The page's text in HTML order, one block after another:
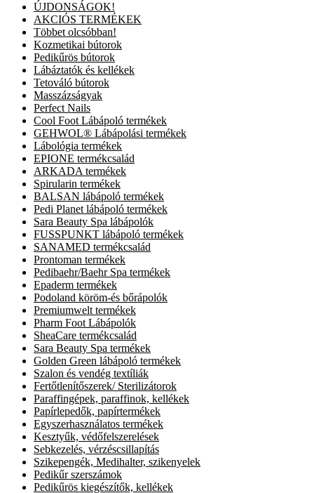
ÚJDONSÁGOK!
AKCIÓS TERMÉKEK
Többet olcsóbban!
Kozmetikai bútorok
Pedikűrös bútorok
Lábáztatók és kellékek
Tetováló bútorok
Masszázságyak
Perfect Nails
Cool Foot Lábápoló termékek
GEHWOL® Lábápolási termékek
Lábológia termékek
EPIONE termékcsalád
ARKADA termékek
Spirularin termékek
BALSAN lábápoló termékek
Pedi Planet lábápoló termékek
Sara Beauty Spa lábápolók
FUSSPUNKT lábápoló termékek
SANAMED termékcsalád
Prontoman termékek
Pedibaehr/Baehr Spa termékek
Epaderm termékek
Podoland köröm-és bőrápolók
Premiumwelt termékek
Pharm Foot Lábápolók
SheaCare termékcsalád
Sara Beauty Spa termékek
Golden Green lábápoló termékek
Szalon és vendég textíliák
Fertőtlenítőszerek/ Sterilizátorok
Paraffingépek, paraffinok, kellékek
Papírlepedők, papírtermékek
Egyszerhasználatos termékek
Kesztyűk, védőfelszerelések
Sebkezelés, vérzéscsillapítás
Szikepengék, Medihalter, szikenyelek
Pedikűr szerszámok
Pedikűrös kiegészítők, kellékek